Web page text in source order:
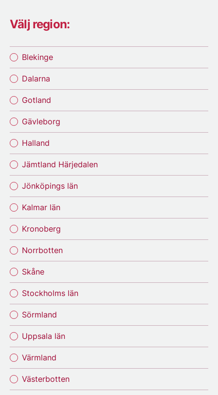
Välj region:
Blekinge
Dalarna
Gotland
Gävleborg
Halland
Jämtland Härjedalen
Jönköpings län
Kalmar län
Kronoberg
Norrbotten
Skåne
Stockholms län
Sörmland
Uppsala län
Värmland
Västerbotten